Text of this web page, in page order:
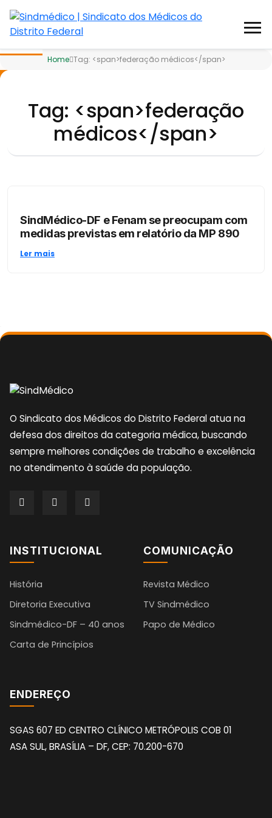
Home Tag: <span>federação médicos</span>
Tag: <span>federação
médicos</span>
SindMédico-DF e Fenam se preocupam com
medidas previstas em relatório da MP 890
Ler mais
O Sindicato dos Médicos do Distrito Federal atua na
defesa dos direitos da categoria médica, buscando
sempre melhores condições de trabalho e excelência
no atendimento à saúde da população.
INSTITUCIONAL
História
Diretoria Executiva
Sindmédico-DF – 40 anos
Carta de Princípios
COMUNICAÇÃO
Revista Médico
TV Sindmédico
Papo de Médico
ENDEREÇO
SGAS 607 ED CENTRO CLÍNICO METRÓPOLIS COB 01
ASA SUL, BRASÍLIA – DF, CEP: 70.200-670